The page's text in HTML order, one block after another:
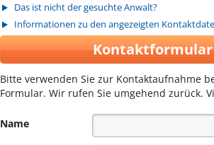
Das ist nicht der gesuchte Anwalt?
Informationen zu den angezeigten
Kontaktformular
Bitte verwenden Sie zur Kontaktaufnahme
Formular. Wir rufen Sie umgehend zurück.
Name